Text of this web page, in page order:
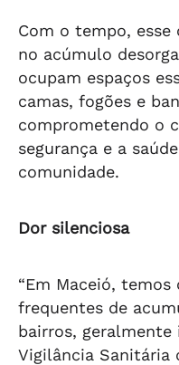
Com o tempo,
no acúmulo
ocupam espaços
camas, fogões e
comprometendo o
segurança e a
comunidade.
Dor silenciosa
“Em Maceió, temos
frequentes de
bairros,
Vigilância Sanitária